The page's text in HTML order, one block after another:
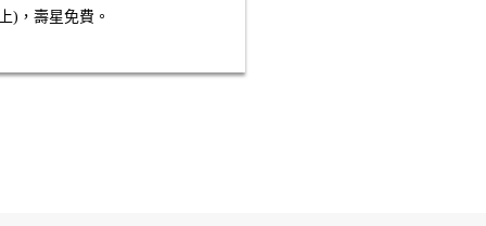
)，壽星免費。